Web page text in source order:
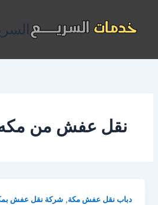
المحتوى
نقل عفش من
دباب نقل عفش مكة,شركة نقل عفش